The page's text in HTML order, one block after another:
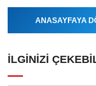
ANASAYFAYA
İLGINIZI